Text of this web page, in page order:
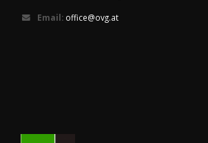
Email: office@ovg.at